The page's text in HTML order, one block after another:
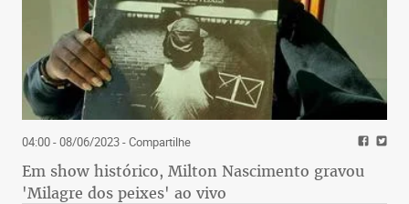
04:00 - 08/06/2023- Compartilhe
Em show histórico, Milton Nascimento gravou
'Milagre dos peixes' ao vivo